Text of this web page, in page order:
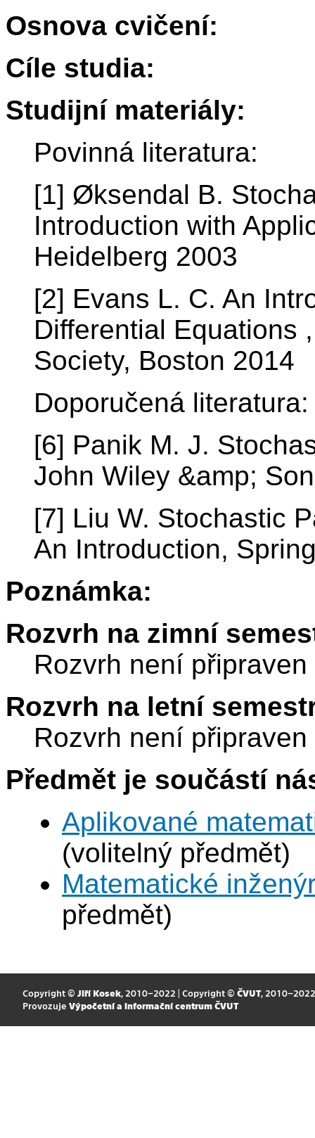
Osnova cvičení:
Cíle studia:
Studijní materiály:
Povinná literatura:
[1] Øksendal B.
Introduction with
Heidelberg 2003
[2] Evans L. C. An
Differential Equations
Society, Boston 2014
Doporučená literatura:
[6] Panik M. J.
John Wiley &amp;
[7] Liu W. Stochastic
An Introduction,
Poznámka:
Rozvrh na zimní
Rozvrh není připraven
Rozvrh na letní
Rozvrh není připraven
Předmět je součástí
Aplikované
(volitelný předmět)
Matematické
předmět)
Copyright © Jiří Kosek, 2010–2022 | Copyright © ČVUT, 2010–2022
Provozuje Výpočetní a informační centrum ČVUT